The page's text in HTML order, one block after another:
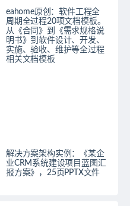
eahome原创：软件工程全
周期全过程20项文档模板。
从《合同》到《需求规格说
明书》到软件设计、开发、
实施、验收、维护等全过程
相关文档模板
解决方案架构实例：《某企
业CRM系统建设项目蓝图汇
报方案》，25页PPTX文件